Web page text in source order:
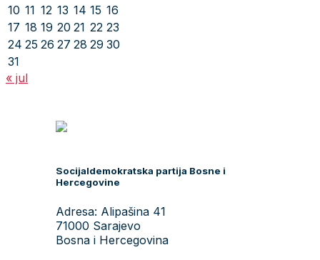
10 11 12 13 14 15 16
17 18 19 20 21 22 23
24 25 26 27 28 29 30
31
« jul
Socijaldemokratska partija Bosne i
Hercegovine
Adresa: Alipašina 41
71000 Sarajevo
Bosna i Hercegovina